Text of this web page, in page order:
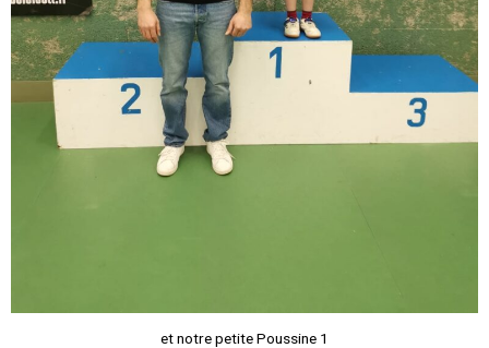
et notre petite Poussine 1